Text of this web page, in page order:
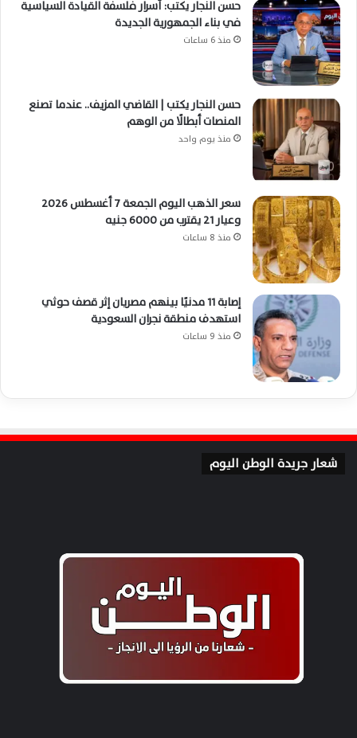
حسن النجار يكتب: أسرار فلسفة القيادة السياسية
في بناء الجمهورية الجديدة
منذ 6 ساعات
حسن النجار يكتب | القاضي المزيف.. عندما تصنع
المنصات أبطالًا من الوهم
منذ يوم واحد
سعر الذهب اليوم الجمعة 7 أغسطس 2026
وعيار 21 يقترب من 6000 جنيه
منذ 8 ساعات
إصابة 11 مدنيًا بينهم مصريان إثر قصف حوثي
استهدف منطقة نجران السعودية
منذ 9 ساعات
شعار جريدة الوطن اليوم